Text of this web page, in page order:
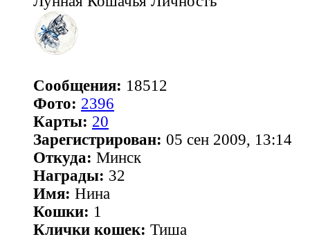
Сообщения: 18512
Фото: 2396
Карты: 20
Зарегистрирован: 05 сен 2009, 13:14
Откуда: Минск
Награды: 32
Имя: Нина
Кошки: 1
Клички кошек: Тиша